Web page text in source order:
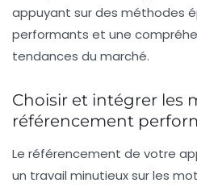
appuyant sur des méthodes
performants et une
tendances du marché.
Choisir et intégrer les
référencement
Le référencement de votre
un travail minutieux sur les